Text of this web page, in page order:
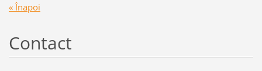
« Înapoi
Contact